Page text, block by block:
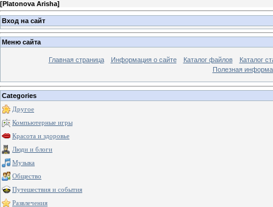
[Platonova Arisha]
Вход на сайт
Меню сайта
Главная страница Информация о сайте Каталог файлов
Каталог
Полезная
Categories
Другое
Компьютерные игры
Красота и здоровье
Люди и блоги
Музыка
Общество
Путешествия и события
Развлечения